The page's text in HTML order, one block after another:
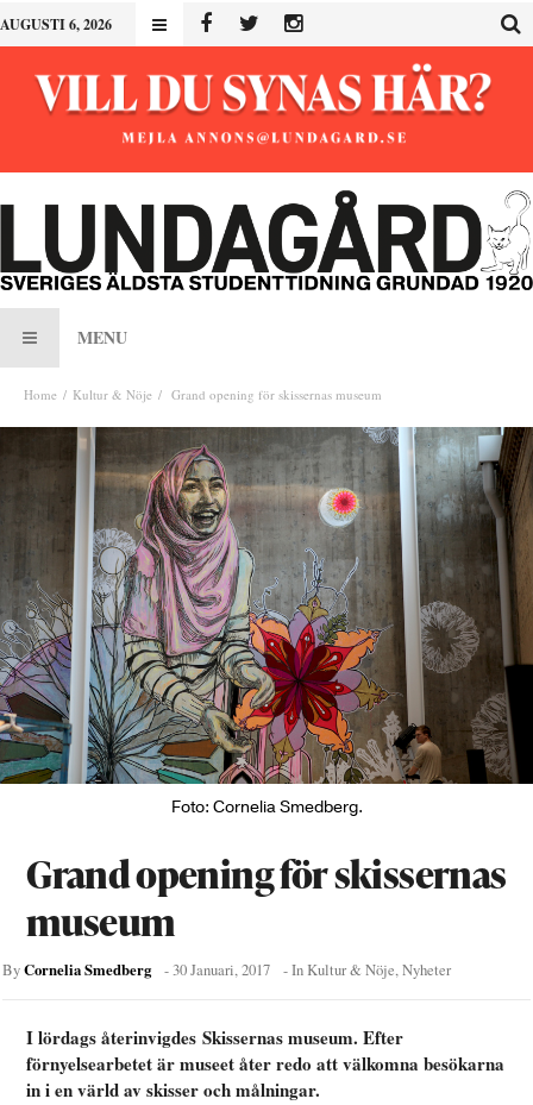
AUGUSTI 6, 2026
MENU
Home Kultur & Nöje Grand opening för skissernas museum
Foto: Cornelia Smedberg.
Grand opening för skissernas
museum
ByCornelia Smedberg -30 Januari, 2017 - In Kultur & Nöje,Nyheter
I lördags återinvigdes Skissernas museum. Efter
förnyelsearbetet är museet åter redo att välkomna besökarna
in i en värld av skisser och målningar.